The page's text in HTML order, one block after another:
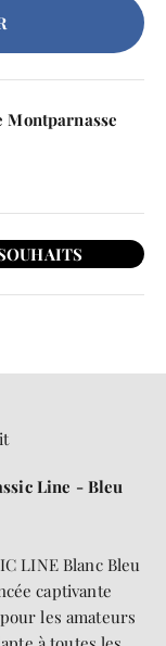
Montparnasse
Line - Bleu
LINE Blanc Bleu
captivante
les amateurs